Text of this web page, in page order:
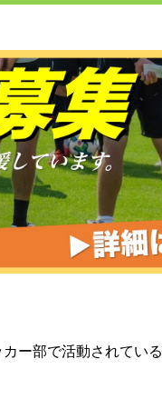
ー部で活動されている